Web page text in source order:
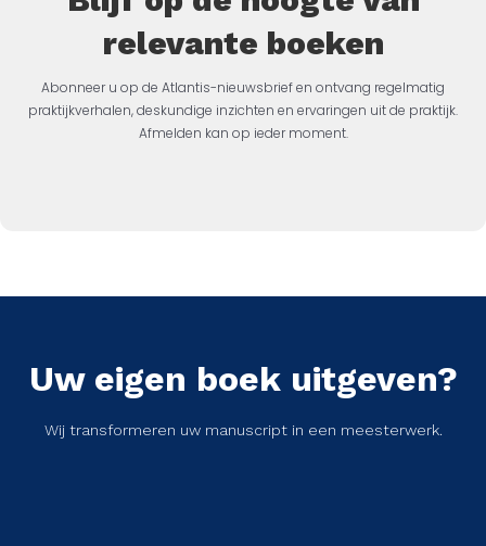
relevante boeken
Abonneer u op de Atlantis-nieuwsbrief en ontvang regelmatig
praktijkverhalen, deskundige inzichten en ervaringen uit de praktijk.
Afmelden kan op ieder moment.
Uw eigen boek uitgeven?
Wij transformeren uw manuscript in een meesterwerk.